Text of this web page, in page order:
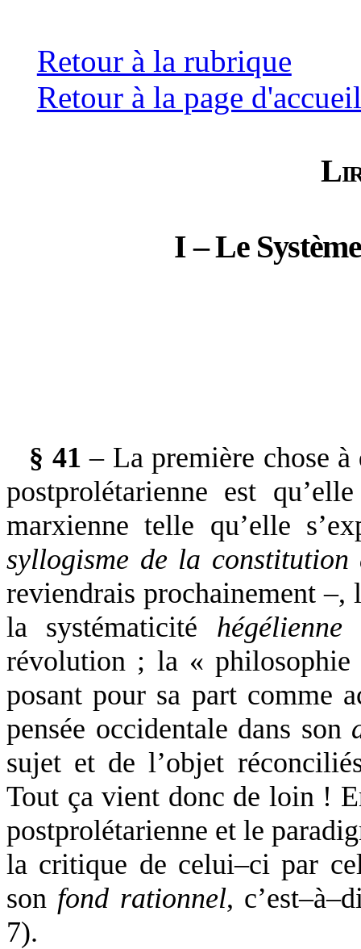
Retour à la rubrique
Retour à la page d'accueil
I – Le
§ 41 – La première chose
postprolétarienne est
marxienne telle qu’elle
syllogisme de la
reviendrais prochainement
la systématicité hégélienne
révolution ; la « philosophie
posant pour sa part comme
pensée occidentale dans son
sujet et de l’objet
Tout ça vient donc de loin !
postprolétarienne et le
la critique de celui–ci par
son fond rationnel,
7).